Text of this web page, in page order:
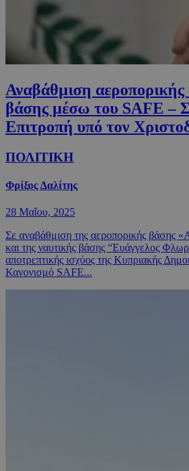
Αναβάθμιση αεροπορικής
βάσης μέσω του SAFE –
Επιτροπή υπό τον
ΠΟΛΙΤΙΚΗ
Φρίξος Δαλίτης
28 Μαΐου, 2025
Σε αναβάθμιση της αεροπορικής βάσης
και της ναυτικής βάσης “Ευάγγελος
αποτρεπτικής ισχύος της Κυπριακής
Κανονισμό SAFE...